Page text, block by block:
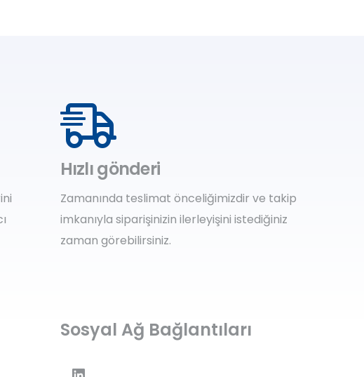
Hızlı gönderi
Zamanında teslimat önceliğimizdir ve takip
imkanıyla siparişinizin ilerleyişini istediğiniz
zaman görebilirsiniz.
Sosyal Ağ Bağlantıları